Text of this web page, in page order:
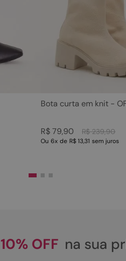
Bota curta em knit -
R$ 239,90
R$79,90
Ou 6x de R$ 13,31 sem juros
10% OFF na sua